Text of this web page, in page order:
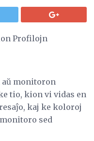
Profilojn
monitoron
tio, kion vi vidas en
kaj ke koloroj
sed